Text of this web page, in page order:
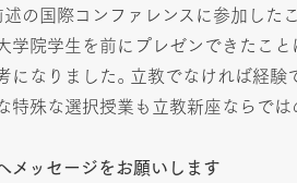
述の国際コンファレンスに参加した
学院学生を前にプレゼンできたこと
になりました。立教でなければ経験
特殊な選択授業も立教新座ならでは
ッセージをお願いします